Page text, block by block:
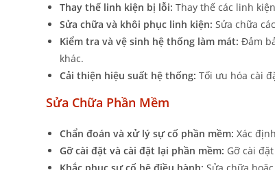
Thay thế linh kiện bị lỗi: Thay thế các linh
Sửa chữa và khôi phục linh kiện: Sửa chữa
Kiểm tra và vệ sinh hệ thống làm mát: Đảm
khác.
Cải thiện hiệu suất hệ thống: Tối ưu hóa cài
Sửa Chữa Phần Mềm
Chẩn đoán và xử lý sự cố phần mềm: Xác
Gỡ cài đặt và cài đặt lại phần mềm: Gỡ cài